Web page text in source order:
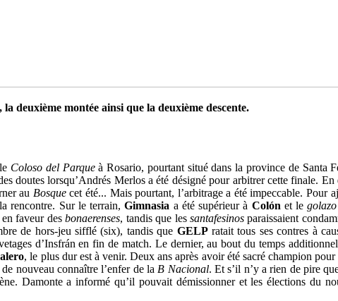
deuxième montée ainsi que la deuxième descente.
Coloso del Parqueà Rosario, pourtant situé dans la province de Santa
doutes lorsqu’Andrés Merlos a été désigné pour arbitrer cette finale. En
au Bosquecet été... Mais pourtant, l’arbitrage a été impeccable. Pour
rencontre. Sur le terrain,Gimnasia a été supérieur à Colón et legolazo
en faveur desbonaerenses, tandis que lessantafesinos paraissaient
de hors-jeu sifflé (six), tandis que GELPratait tous ses contres à
d’Insfrán en fin de match. Le dernier, au bout du temps
, le plus dur est à venir. Deux ans après avoir été sacré champion
nouveau connaître l’enfer de la B Nacional. Et s’il n’y a rien de pire
Damonte a informé qu’il pouvait démissionner et les élections du